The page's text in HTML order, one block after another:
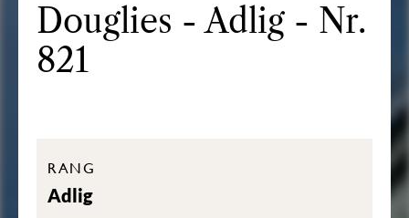
Douglies - Adlig - Nr.
821
RANG
Adlig